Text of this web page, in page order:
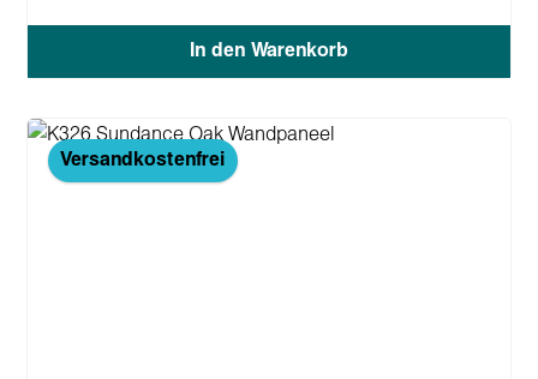
In den Warenkorb
Versandkostenfrei